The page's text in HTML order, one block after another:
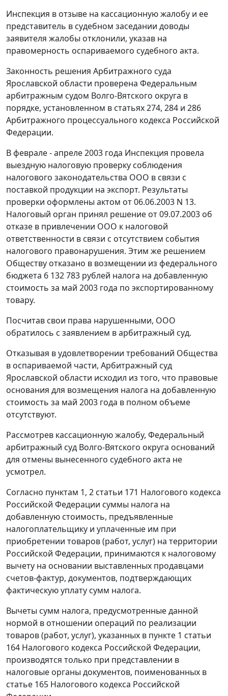
Инспекция в отзыве на кассационную жалобу и ее
представитель в судебном заседании доводы
заявителя жалобы отклонили, указав на
правомерность оспариваемого судебного акта.
Законность решения Арбитражного суда
Ярославской области проверена Федеральным
арбитражным судом Волго-Вятского округа в
порядке, установленном в статьях 274, 284 и 286
Арбитражного процессуального кодекса Российской
Федерации.
В феврале - апреле 2003 года Инспекция провела
выездную налоговую проверку соблюдения
налогового законодательства ООО в связи с
поставкой продукции на экспорт. Результаты
проверки оформлены актом от 06.06.2003 N 13.
Налоговый орган принял решение от 09.07.2003 об
отказе в привлечении ООО к налоговой
ответственности в связи с отсутствием события
налогового правонарушения. Этим же решением
Обществу отказано в возмещении из федерального
бюджета 6 132 783 рублей налога на добавленную
стоимость за май 2003 года по экспортированному
товару.
Посчитав свои права нарушенными, ООО
обратилось с заявлением в арбитражный суд.
Отказывая в удовлетворении требований Общества
в оспариваемой части, Арбитражный суд
Ярославской области исходил из того, что правовые
основания для возмещения налога на добавленную
стоимость за май 2003 года в полном объеме
отсутствуют.
Рассмотрев кассационную жалобу, Федеральный
арбитражный суд Волго-Вятского округа оснований
для отмены вынесенного судебного акта не
усмотрел.
Согласно пунктам 1, 2 статьи 171 Налогового кодекса
Российской Федерации суммы налога на
добавленную стоимость, предъявленные
налогоплательщику и уплаченные им при
приобретении товаров (работ, услуг) на территории
Российской Федерации, принимаются к налоговому
вычету на основании выставленных продавцами
счетов-фактур, документов, подтверждающих
фактическую уплату сумм налога.
Вычеты сумм налога, предусмотренные данной
нормой в отношении операций по реализации
товаров (работ, услуг), указанных в пункте 1 статьи
164 Налогового кодекса Российской Федерации,
производятся только при представлении в
налоговые органы документов, поименованных в
статье 165 Налогового кодекса Российской